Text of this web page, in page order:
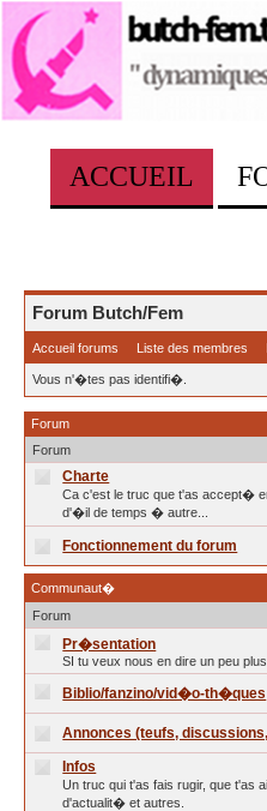
ACCUEIL
Forum Butch/Fem
Accueil forums Liste des membres
Vous n'�tes pas identifi�.
Forum
Forum
Charte
Ca c'est le truc que t'as accept�
d'�il de temps � autre...
Fonctionnement du forum
Communaut�
Forum
Pr�sentation
SI tu veux nous en dire un peu plus
Biblio/fanzino/vid�o-th�ques
Annonces (teufs,
Infos
Un truc qui t'as fais rugir, que t'as
d'actualit� et autres.